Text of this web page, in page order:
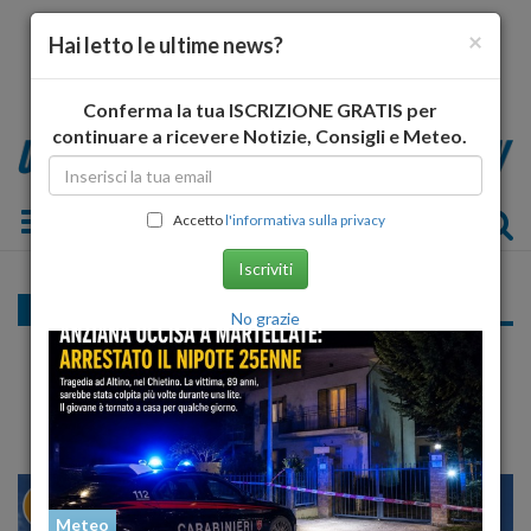
Toggle navigation
Balneabilità: on. Vacca (M5S), "annus
horibilis" per Pescara
22 27
×
Hai letto le ultime news?
Conferma la tua ISCRIZIONE GRATIS per
continuare a ricevere Notizie, Consigli e Meteo.
Accettol'informativa sulla privacy
Iscriviti
No grazie
Meteo